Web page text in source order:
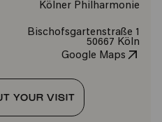
Kölner Philharmonie
Bischofsgartenstraße 1
50667 Köln
Google Maps
YOUR VISIT